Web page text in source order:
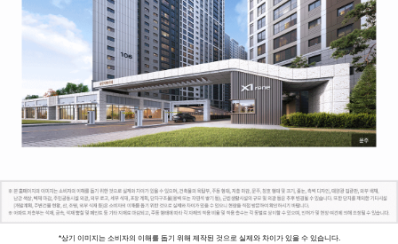
*상기 이미지는 소비자의 이해를 돕기 위해 제작된 것으로 실제와 차이가 있을 수 있습니다.